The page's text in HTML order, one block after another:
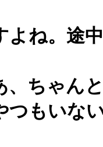
よね。途
、ちゃん
つもいな